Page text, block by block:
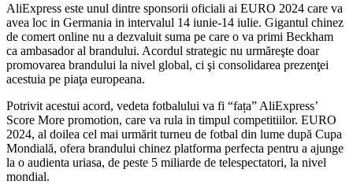
AliExpress este unul dintre sponsorii oficiali ai EURO 2024 care va
avea loc in Germania in intervalul 14 iunie-14 iulie. Gigantul chinez
de comert online nu a dezvaluit suma pe care o va primi Beckham
ca ambasador al brandului. Acordul strategic nu urmăreşte doar
promovarea brandului la nivel global, ci şi consolidarea prezenţei
acestuia pe piaţa europeana.
Potrivit acestui acord, vedeta fotbalului va fi “fața” AliExpress’
Score More promotion, care va rula in timpul competitiilor. EURO
2024, al doilea cel mai urmărit turneu de fotbal din lume după Cupa
Mondială, ofera brandului chinez platforma perfecta pentru a ajunge
la o audienta uriasa, de peste 5 miliarde de telespectatori, la nivel
mondial.